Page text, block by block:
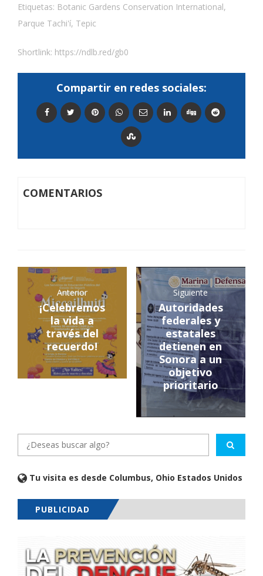
Etiquetas: Botanic Gardens Conservation International,
Parque Tachi'í, Tepic
Shortlink: https://ndlb.red/gb0
Compartir en redes sociales:
COMENTARIOS
Anterior
¡Celebremos
la vida a
través del
recuerdo!
Siguiente
Autoridades
federales y
estatales
detienen en
Sonora a un
objetivo
prioritario
Tu visita es desde Columbus, Ohio Estados Unidos
PUBLICIDAD